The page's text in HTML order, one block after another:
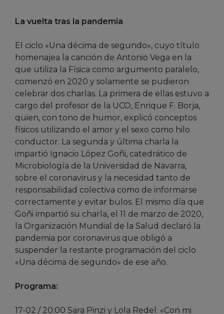
La vuelta tras la pandemia
El ciclo «Una décima de segundo», cuyo título
homenajea la canción de Antonio Vega en la
que utiliza la Física como argumento paralelo,
comenzó en 2020 y solamente se pudieron
celebrar dos charlas. La primera de ellas estuvo a
cargo del profesor de la UCO, Enrique F. Borja,
quien, con tono de humor, explicó conceptos
físicos utilizando el amor y el sexo como hilo
conductor. La segunda y última charla la
impartió Ignacio López Goñi, catedrático de
Microbiología de la Universidad de Navarra,
sobre el coronavirus y la necesidad tanto de
responsabilidad colectiva como de informarse
correctamente y evitar bulos. El mismo día que
Goñi impartió su charla, el 11 de marzo de 2020,
la Organización Mundial de la Salud declaró la
pandemia por coronavirus que obligó a
suspender la restante programación del ciclo
«Una décima de segundo» de ese año.
Programa:
17-02 / 20:00 Sara Pinzi y Lola Redel. «Con mi